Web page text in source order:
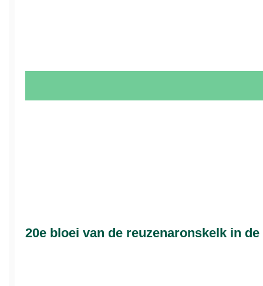
20e bloei van de reuzenaronskelk in